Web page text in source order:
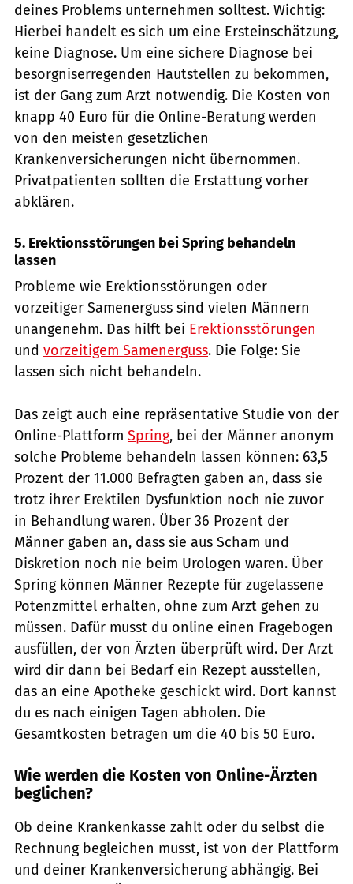
deines Problems unternehmen solltest. Wichtig:
Hierbei handelt es sich um eine Ersteinschätzung,
keine Diagnose. Um eine sichere Diagnose bei
besorgniserregenden Hautstellen zu bekommen,
ist der Gang zum Arzt notwendig. Die Kosten von
knapp 40 Euro für die Online-Beratung werden
von den meisten gesetzlichen
Krankenversicherungen nicht übernommen.
Privatpatienten sollten die Erstattung vorher
abklären.
5. Erektionsstörungen bei Spring behandeln
lassen
Probleme wie Erektionsstörungen oder
vorzeitiger Samenerguss sind vielen Männern
unangenehm. Das hilft bei Erektionsstörungen
und vorzeitigem Samenerguss. Die Folge: Sie
lassen sich nicht behandeln.
Das zeigt auch eine repräsentative Studie von der
Online-Plattform Spring, bei der Männer anonym
solche Probleme behandeln lassen können: 63,5
Prozent der 11.000 Befragten gaben an, dass sie
trotz ihrer Erektilen Dysfunktion noch nie zuvor
in Behandlung waren. Über 36 Prozent der
Männer gaben an, dass sie aus Scham und
Diskretion noch nie beim Urologen waren. Über
Spring können Männer Rezepte für zugelassene
Potenzmittel erhalten, ohne zum Arzt gehen zu
müssen. Dafür musst du online einen Fragebogen
ausfüllen, der von Ärzten überprüft wird. Der Arzt
wird dir dann bei Bedarf ein Rezept ausstellen,
das an eine Apotheke geschickt wird. Dort kannst
du es nach einigen Tagen abholen. Die
Gesamtkosten betragen um die 40 bis 50 Euro.
Wie werden die Kosten von Online-Ärzten
beglichen?
Ob deine Krankenkasse zahlt oder du selbst die
Rechnung begleichen musst, ist von der Plattform
und deiner Krankenversicherung abhängig. Bei